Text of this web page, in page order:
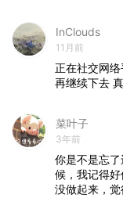
InClouds
11月前
正在社交网
再继续下去
菜叶子
3年前
你是不是忘
候，我记得
没做起来，